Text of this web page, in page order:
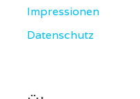
Impressionen
Datenschutz